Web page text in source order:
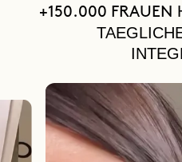
+150.000 FRAUEN